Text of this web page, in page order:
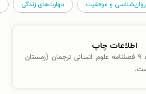
روان‌شناسی و موفقیت مهارت‌های زندگی
اطلاعات چاپ
این نوشته در شماره ۹ فصلنامه علوم انسانی ترجمان (زمستان